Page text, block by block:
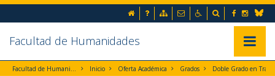
Ir al contenido principal de la página (alt + s)
Ir a la cabecera de la página (alt + c)
Ir al pie de la página (alt + p)
Ir al menú principal (alt + u)
Facebook
Inicio Preguntas frecuentes
Mapa webContactoAccesibilidad
Buscador
Facultad de Humanidades
Facultad de Humanidades Inicio Oferta Académica Grados